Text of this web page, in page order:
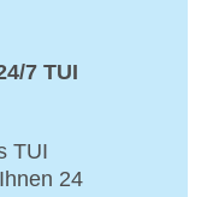
7 TUI
TUI
24